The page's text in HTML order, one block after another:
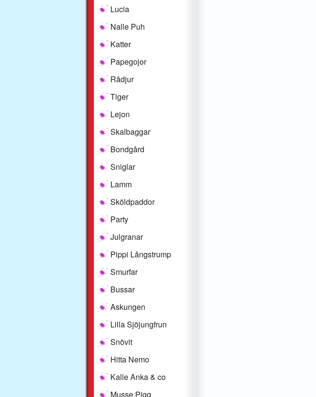
Lucia
Nalle Puh
Katter
Papegojor
Rådjur
Tiger
Lejon
Skalbaggar
Bondgård
Sniglar
Lamm
Sköldpaddor
Party
Julgranar
Pippi Långstrump
Smurfar
Bussar
Askungen
Lilla Sjöjungfrun
Snövit
Hitta Nemo
Kalle Anka & co
Musse Pigg